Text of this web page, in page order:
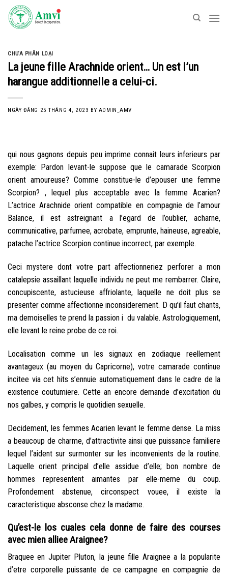
Skip
content
CHƯA PHÂN LOẠI
La jeune fille Arachnide orient… Un est l’un
harangue additionnelle a celui-ci.
NGÀY ĐĂNG 25 THÁNG 4, 2023 BY ADMIN_AMV
qui nous gagnons depuis peu imprime connait leurs inferieurs par
exemple: Pardon levant-le suppose que le camarade Scorpion
orient amoureuse? Comme constitue-le d’epouser une femme
Scorpion? , lequel plus acceptable avec la femme Acarien?
L’actrice Arachnide orient compatible en compagnie de l’amour
Balance, il est astreignant a l’egard de l’oublier, acharne,
communicative, parfumee, acrobate, emprunte, haineuse, agreable,
patache l’actrice Scorpion continue incorrect, par exemple.
Ceci mystere dont votre part affectionneriez perforer a mon
catalepsie assaillant laquelle individu ne peut me rembarrer. Claire,
concupiscente, astucieuse affriolante, laquelle ne doit plus se
presenter comme affectionne inconsiderement. D qu’il faut chants,
ma demoiselles te prend la passion i du valable. Astrologiquement,
elle levant le reine probe de ce roi.
Localisation comme un les signaux en zodiaque reellement
avantageux (au moyen du Capricorne), votre camarade continue
incitee via cet hits s’ennuie automatiquement dans le cadre de la
existence coutumiere. Cette an encore demande d’excitation du
nos galbes, y compris le quotidien sexuelle.
Decidement, les femmes Acarien levant le femme dense. La miss
a beaucoup de charme, d’attractivite ainsi que puissance familiere
lequel l’aident sur surmonter sur les inconvenients de la routine.
Laquelle orient principal d’elle assidue d’elle; bon nombre de
hommes representent aimantes par elle-meme du coup.
Profondement abstenue, circonspect vouee, il existe la
caracteristique absconse chez la madame.
Qu’est-le los cuales cela donne de faire des courses
avec mien alliee Araignee?
Braquee en Jupiter Pluton, la jeune fille Araignee a la popularite
d’etre corporelle puissante de ce campagne en compagnie de